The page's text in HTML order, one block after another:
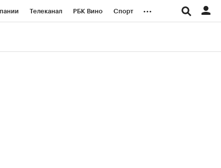
Телеканал РБК Вино Спорт ...